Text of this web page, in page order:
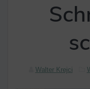
Walter Krejci